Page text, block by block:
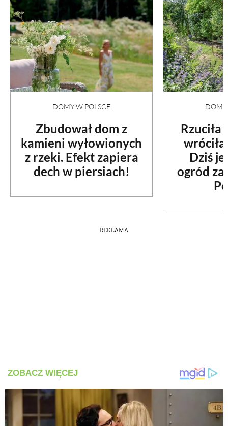
DOMY W POLSCE
Zbudował dom z
kamieni wyłowionych
z rzeki. Efekt zapiera
dech w piersiach!
DOMY
Rzuciła
Dziś
ogród
REKLAMA